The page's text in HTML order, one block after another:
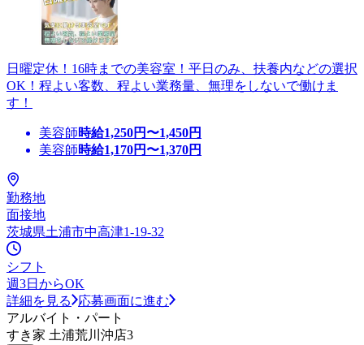
日曜定休！16時までの美容室！平日のみ、扶養内などの選択
OK！程よい客数、程よい業務量、無理をしないで働けま
す！
美容師時給1,250円〜1,450円
美容師時給1,170円〜1,370円
勤務地
面接地
茨城県土浦市中高津1-19-32
シフト
週3日からOK
詳細を見る
応募画面に進む
アルバイト・パート
すき家 土浦荒川沖店3